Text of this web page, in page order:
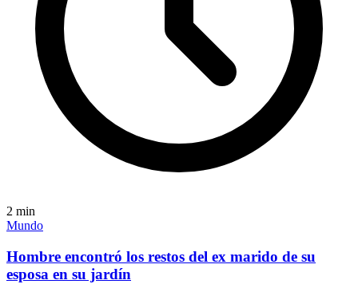
2 min
Mundo
Hombre encontró los restos del ex marido de su
esposa en su jardín